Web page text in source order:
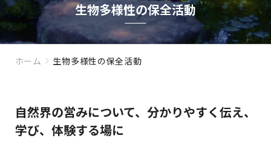
生物多様性の保全活動
ホーム 生物多様性の保全活動
自然界の営みについて、分かりやすく伝え、
学び、体験する場に